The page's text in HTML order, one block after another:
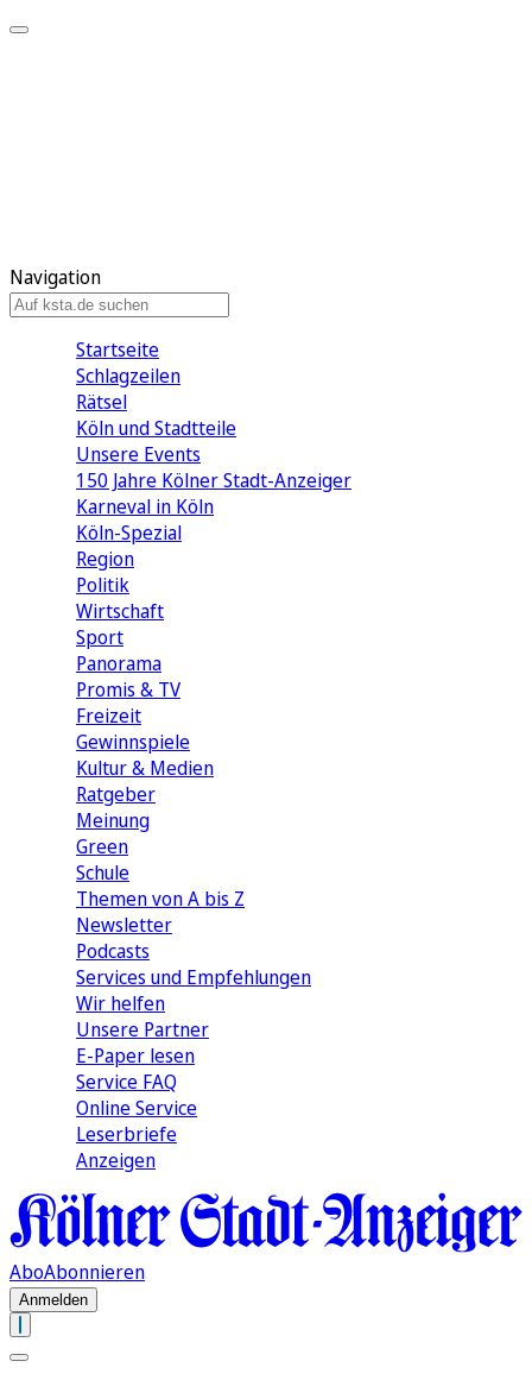
Navigation
Startseite
Schlagzeilen
Rätsel
Köln und Stadtteile
Unsere Events
150 Jahre Kölner Stadt-Anzeiger
Karneval in Köln
Köln-Spezial
Region
Politik
Wirtschaft
Sport
Panorama
Promis & TV
Freizeit
Gewinnspiele
Kultur & Medien
Ratgeber
Meinung
Green
Schule
Themen von A bis Z
Newsletter
Podcasts
Services und Empfehlungen
Wir helfen
Unsere Partner
E-Paper lesen
Service FAQ
Online Service
Leserbriefe
Anzeigen
AboAbonnieren
Anmelden